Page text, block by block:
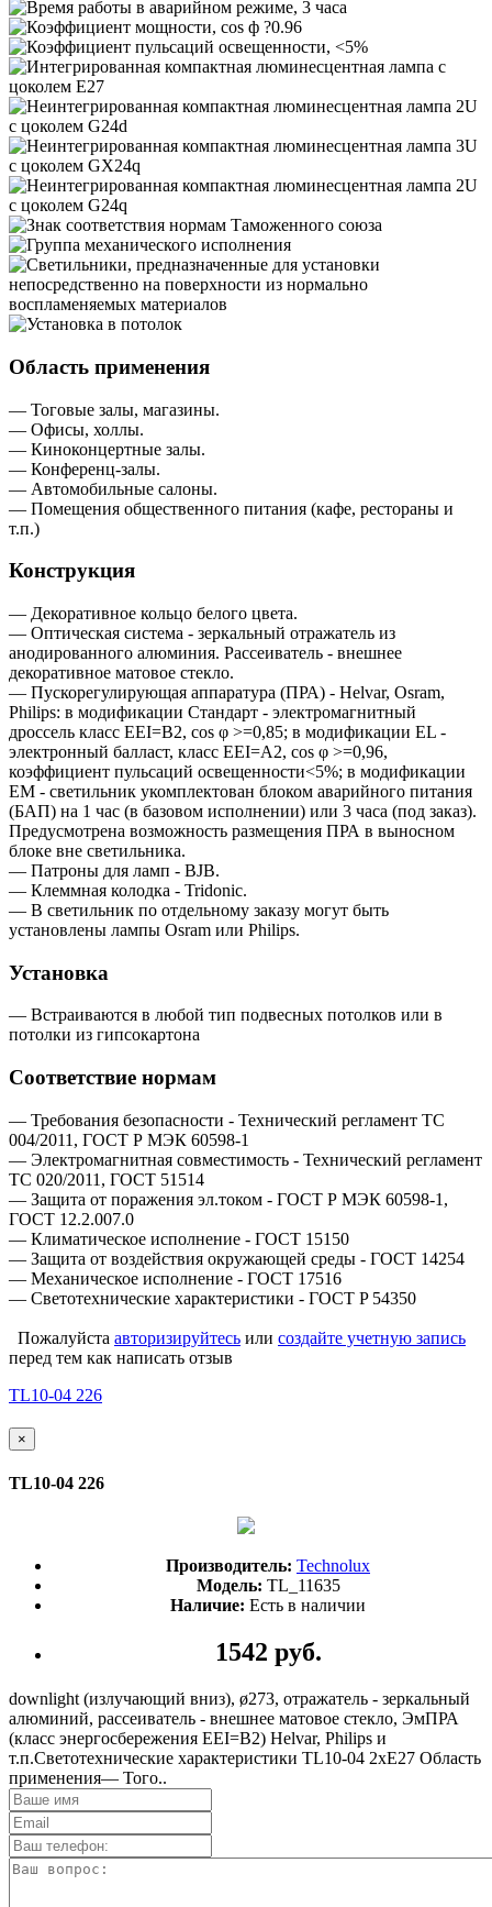
Область применения
— Тоговые залы, магазины.
— Офисы, холлы.
— Киноконцертные залы.
— Конференц-залы.
— Автомобильные салоны.
— Помещения общественного питания (кафе, рестораны и
т.п.)
Конструкция
— Декоративное кольцо белого цвета.
— Оптическая система - зеркальный отражатель из
анодированного алюминия. Рассеиватель - внешнее
декоративное матовое стекло.
— Пускорегулирующая аппаратура (ПРА) - Helvar, Osram,
Philips: в модификации Стандарт - электромагнитный
дроссель класс EEI=B2, cos φ >=0,85; в модификации EL -
электронный балласт, класс EEI=A2, cos φ >=0,96,
коэффициент пульсаций освещенности<5%; в модификации
EM - светильник укомплектован блоком аварийного питания
(БАП) на 1 час (в базовом исполнении) или 3 часа (под заказ).
Предусмотрена возможность размещения ПРА в выносном
блоке вне светильника.
— Патроны для ламп - BJB.
— Клеммная колодка - Tridonic.
— В светильник по отдельному заказу могут быть
установлены лампы Osram или Philips.
Установка
— Встраиваются в любой тип подвесных потолков или в
потолки из гипсокартона
Соответствие нормам
— Требования безопасности - Технический регламент ТС
004/2011, ГОСТ Р МЭК 60598-1
— Электромагнитная совместимость - Технический регламент
ТС 020/2011, ГОСТ 51514
— Защита от поражения эл.током - ГОСТ Р МЭК 60598-1,
ГОСТ 12.2.007.0
— Климатическое исполнение - ГОСТ 15150
— Защита от воздействия окружающей среды - ГОСТ 14254
— Механическое исполнение - ГОСТ 17516
— Светотехнические характеристики - ГОСТ P 54350
Пожалуйста авторизируйтесь или создайте учетную запись
перед тем как написать отзыв
TL10-04 226
×
TL10-04 226
Производитель: Technolux
Модель: TL_11635
Наличие: Есть в наличии
1542 руб.
downlight (излучающий вниз), ø273, отражатель - зеркальный
алюминий, рассеиватель - внешнее матовое стекло, ЭмПРА
(класс энергосбережения EEI=B2) Helvar, Philips и
т.п.Светотехнические характеристики TL10-04 2xE27 Область
применения— Того..